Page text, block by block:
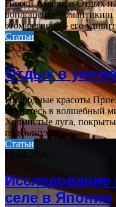
Пляжи Амальфи Отдых
воплощение романтики и
этом регионе – его
Статьи
23.11.2025
Отдых в
Природные красоты
окунетесь в волшебный
Холмистые луга,
подсолнухов,…
Статьи
селе в Японии